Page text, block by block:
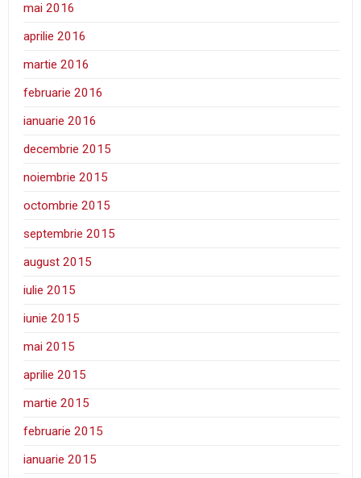
mai 2016
aprilie 2016
martie 2016
februarie 2016
ianuarie 2016
decembrie 2015
noiembrie 2015
octombrie 2015
septembrie 2015
august 2015
iulie 2015
iunie 2015
mai 2015
aprilie 2015
martie 2015
februarie 2015
ianuarie 2015